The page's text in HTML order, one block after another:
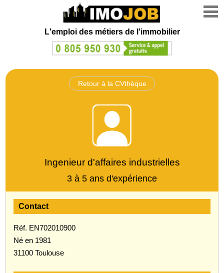
L'emploi des métiers de l'immobilier
Retour à la CVthèque
Ingenieur d'affaires industrielles
3 à 5 ans d'expérience
Contact
Réf. EN702010900
Né en 1981
31100 Toulouse